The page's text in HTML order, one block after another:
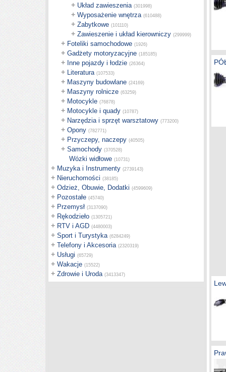
+ Układ zawieszenia (301998)
+ Wyposażenie wnętrza (610488)
+ Zabytkowe (101110)
+ Zawieszenie i układ kierowniczy (299999)
+ Foteliki samochodowe (1926)
+ Gadżety motoryzacyjne (185185)
+ Inne pojazdy i łodzie (26364)
+ Literatura (107533)
+ Maszyny budowlane (24169)
+ Maszyny rolnicze (63259)
+ Motocykle (76878)
+ Motocykle i quady (10787)
+ Narzędzia i sprzęt warsztatowy (773200)
+ Opony (782771)
+ Przyczepy, naczepy (40505)
+ Samochody (370528)
Wózki widłowe (10731)
+ Muzyka i Instrumenty (2739143)
+ Nieruchomości (38185)
+ Odzież, Obuwie, Dodatki (4599609)
+ Pozostałe (45740)
+ Przemysł (3137090)
+ Rękodzieło (1305721)
+ RTV i AGD (4480003)
+ Sport i Turystyka (6284249)
+ Telefony i Akcesoria (2320319)
+ Usługi (65729)
+ Wakacje (15522)
+ Zdrowie i Uroda (3413347)